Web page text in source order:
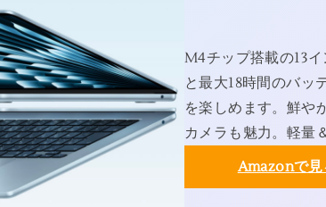
M4チップ搭載の13
と最大18時間のバッ
を楽しめます。鮮
カメラも魅力。軽量
Amazonで見